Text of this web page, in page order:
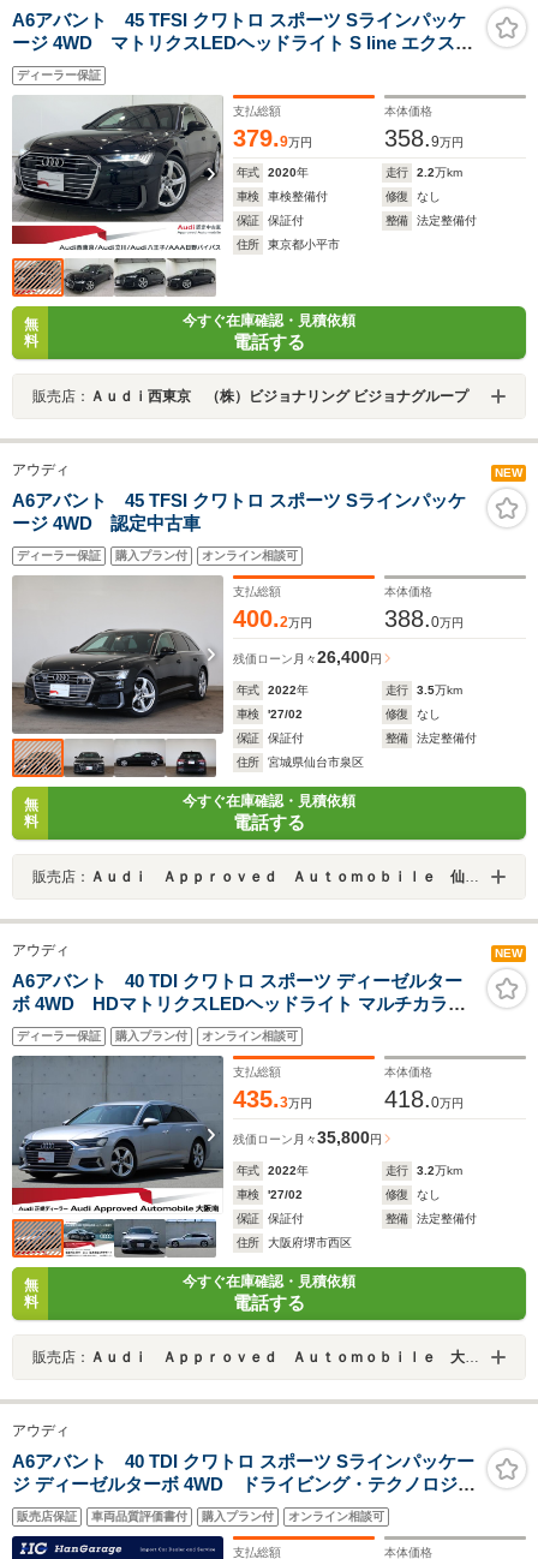
A6アバント 45 TFSI クワトロ スポーツ Sラインパッケ
ージ 4WD マトリクスLEDヘッドライト S line エクステ
リ アシスタンスパッケージ アルミホイール5アームダイ
ディーラー保証
支払総額
379.9万円
本体価格
358.9万円
年式 2020年 走行 2.2万km
車検
車検整備付 修復
なし
保証
保証付 整備
法定整備付
住所
東京都小平市
無
料
今すぐ在庫確認・見積依頼
電話する
販売店： Ａｕｄｉ西東京 （株）ビジョナリング ビジョナグループ
アウディ NEW
A6アバント 45 TFSI クワトロ スポーツ Sラインパッケ
ージ 4WD 認定中古車
ディーラー保証 購入プラン付 オンライン相談可
支払総額
400.2万円
本体価格
388.0万円
残価ローン 月々26,400円
年式 2022年 走行 3.5万km
車検
'27/02 修復
なし
保証
保証付 整備
法定整備付
住所
宮城県仙台市泉区
無
料
今すぐ在庫確認・見積依頼
電話する
販売店： Ａｕｄｉ Ａｐｐｒｏｖｅｄ Ａｕｔｏｍｏｂｉｌｅ 仙台北
アウディ NEW
A6アバント 40 TDI クワトロ スポーツ ディーゼルター
ボ 4WD HDマトリクスLEDヘッドライト マルチカラー
アンビエントライティング パークアシストパッケージ プ
ライバシーガラス ワイヤレスチャージング
ディーラー保証 購入プラン付 オンライン相談可
支払総額
435.3万円
本体価格
418.0万円
残価ローン 月々35,800円
年式 2022年 走行 3.2万km
車検
'27/02 修復
なし
保証
保証付 整備
法定整備付
住所
大阪府堺市西区
無
料
今すぐ在庫確認・見積依頼
電話する
販売店： Ａｕｄｉ Ａｐｐｒｏｖｅｄ Ａｕｔｏｍｏｂｉｌｅ 大阪南
アウディ
A6アバント 40 TDI クワトロ スポーツ Sラインパッケー
ジ ディーゼルターボ 4WD ドライビング・テクノロジ
ー・S-LinePKG ダイナミックオールホイールステアリン
グ ダンピングコントロールサス 4ゾーンAAC パワークロ
ージングドア 前後シート/ステアリングヒーター ワイヤ
販売店保証 車両品質評価書付 購入プラン付 オンライン相談可
支払総額 本体価格